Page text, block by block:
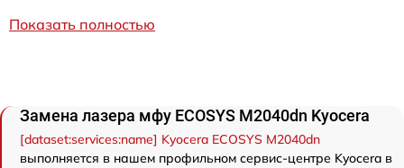
Показать полностью
Замена лазера мфу ECOSYS M2040dn Kyocera
[dataset:services:name] Kyocera ECOSYS M2040dn
выполняется в нашем профильном сервис-центре Kyocera в